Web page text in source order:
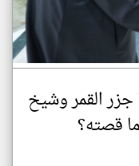
جزر القمر وشيخ
قصته؟